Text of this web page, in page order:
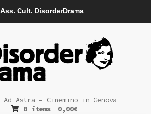
Ass. Cult. DisorderDrama
Ad Astra – Cinemino in Genova
0 items
0,00€